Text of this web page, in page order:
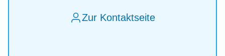
Zur Kontaktseite